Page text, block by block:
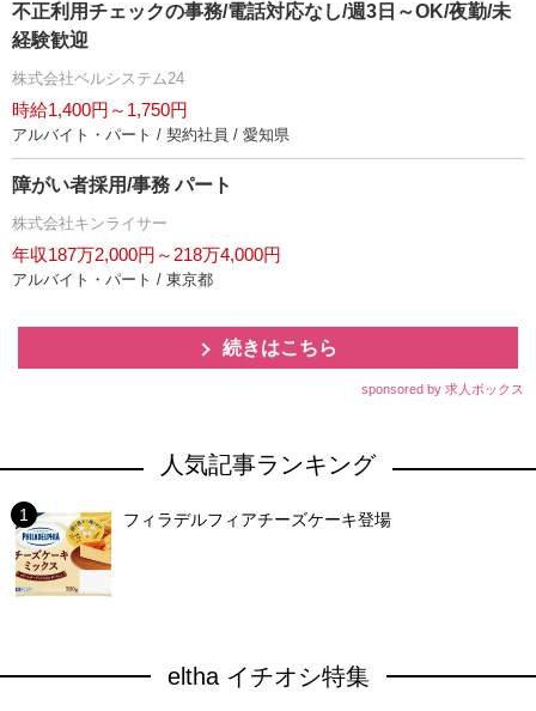
不正利用チェックの事務/電話対応なし/週3日～OK/夜勤/未
経験歓迎
株式会社ベルシステム24
時給1,400円～1,750円
アルバイト・パート / 契約社員 / 愛知県
障がい者採用/事務 パート
株式会社キンライサー
年収187万2,000円～218万4,000円
アルバイト・パート / 東京都
続きはこちら
sponsored by 求人ボックス
人気記事ランキング
フィラデルフィアチーズケーキ登場
eltha イチオシ特集